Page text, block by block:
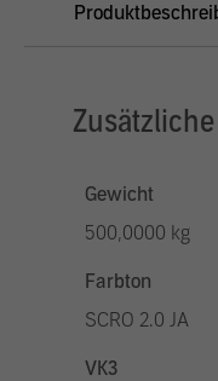
Gewicht
500,0000 kg
Farbton
SCRO 2.0 JA
VK3